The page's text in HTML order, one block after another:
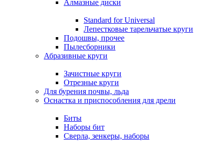
Алмазные диски
Standard for Universal
Лепестковые тарельчатые круги
Подошвы, прочее
Пылесборники
Абразивные круги
Зачистные круги
Отрезные круги
Для бурения почвы, льда
Оснастка и приспособления для дрели
Биты
Наборы бит
Сверла, зенкеры, наборы